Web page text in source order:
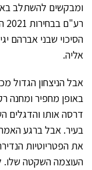
ומבקשים להשתלב
הסיכוי שבני אברהם
אליה.
אבל הניצחון הגדול
באופן מחפיר ומחנה
דרסה אותו והדגלים
את הפטריוטיות
העוצמה השקטה שלו.